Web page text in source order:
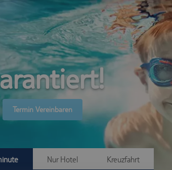
Termin Vereinbaren
Nur Hotel Kreuzfahrt